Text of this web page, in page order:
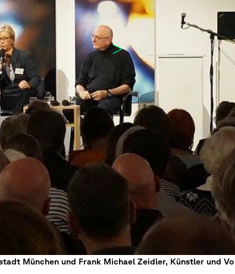
München und Frank Michael Zeidler, Künstler und